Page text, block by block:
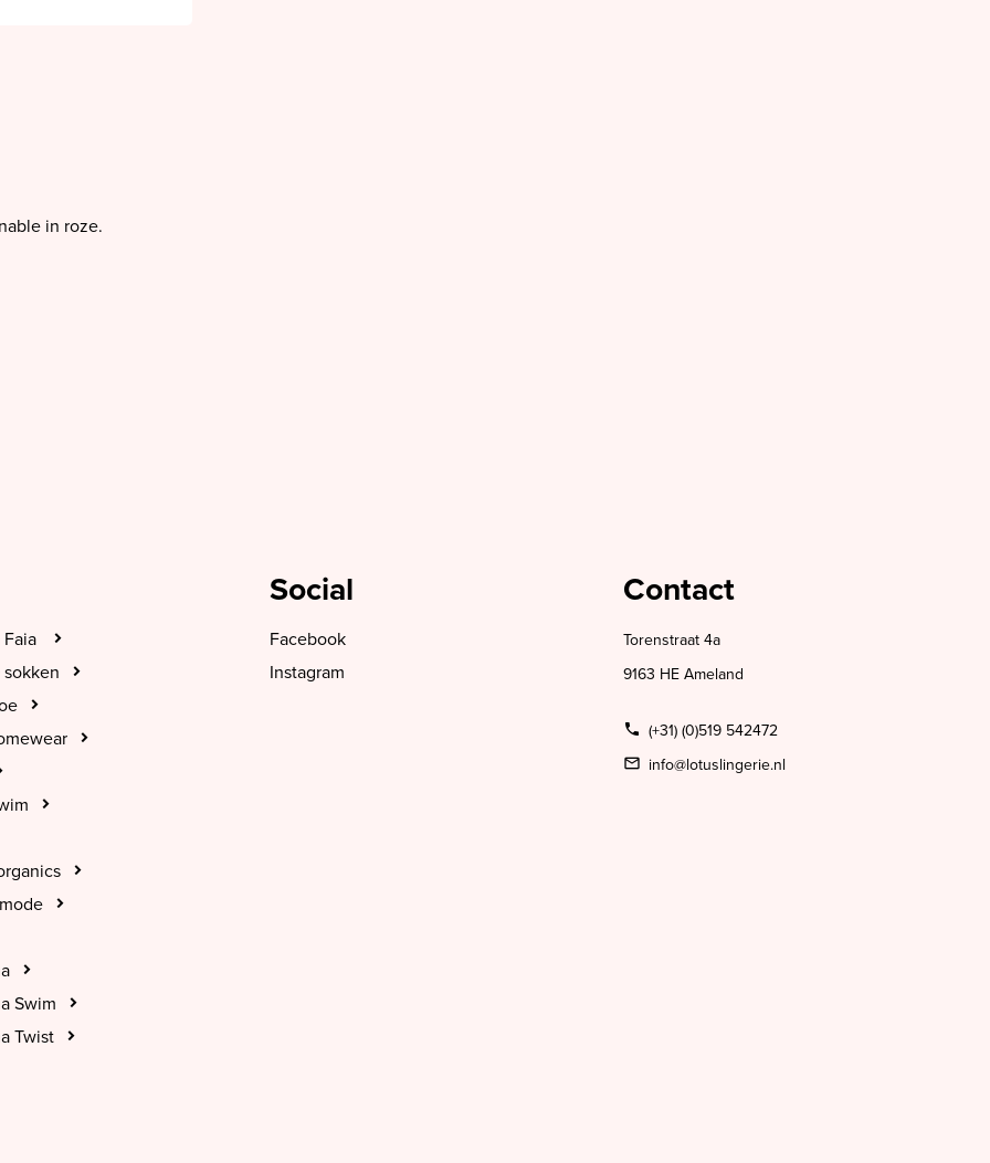
in roze.
sokken
Swim
Twist
Social
Facebook
Instagram
Contact
Torenstraat 4a
9163 HE Ameland
(+31) (0)519 542472
info@lotuslingerie.nl